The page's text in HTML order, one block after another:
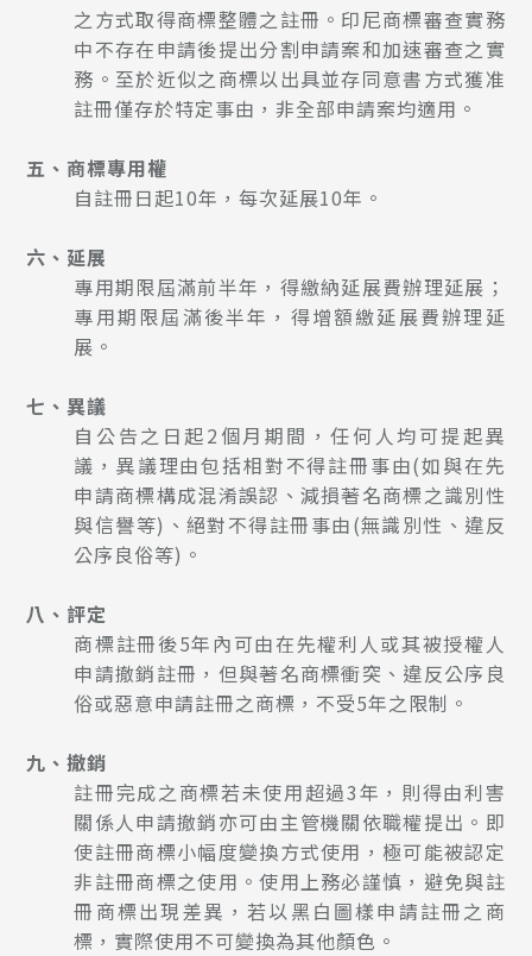
之方式取得商標整體之註冊。印尼商標審查實務
中不存在申請後提出分割申請案和加速審查之實
務。至於近似之商標以出具並存同意書方式獲准
註冊僅存於特定事由，非全部申請案均適用。
五、商標專用權
自註冊日起10年，每次延展10年。
六、延展
專用期限屆滿前半年，得繳納延展費辦理延展；
專用期限屆滿後半年，得增額繳延展費辦理延
展。
七、異議
自公告之日起2個月期間，任何人均可提起異
議，異議理由包括相對不得註冊事由(如與在先
申請商標構成混淆誤認、減損著名商標之識別性
與信譽等)、絕對不得註冊事由(無識別性、違反
公序良俗等)。
八、評定
商標註冊後5年內可由在先權利人或其被授權人
申請撤銷註冊，但與著名商標衝突、違反公序良
俗或惡意申請註冊之商標，不受5年之限制。
九、撤銷
註冊完成之商標若未使用超過3年，則得由利害
關係人申請撤銷亦可由主管機關依職權提出。即
使註冊商標小幅度變換方式使用，極可能被認定
非註冊商標之使用。使用上務必謹慎，避免與註
冊商標出現差異，若以黑白圖樣申請註冊之商
標，實際使用不可變換為其他顏色。